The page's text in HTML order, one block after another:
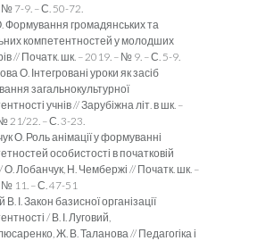
№ 7-9. – С. 50-72.
Формування громадянських та
компетентностей у молодших
// Початк. шк. – 2019. – № 9. – С. 5-9.
О. Інтегровані уроки як засіб
загальнокультурної
учнів // Зарубіжна літ. в шк. –
21/22. – С. 3-23.
О. Роль анімації у формуванні
особистості в початковій
Лобанчук, Н. Чембержі // Початк. шк. –
№ 11. – С. 47-51
В. І. Закон базисної організації
/ В. І. Луговий,
Ж. В. Таланова // Педагогіка і